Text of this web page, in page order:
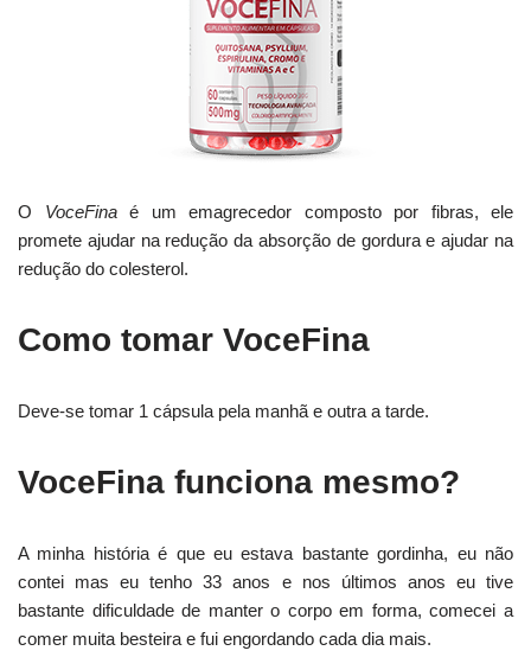
O VoceFinaé um emagrecedor composto por fibras, ele
promete ajudar na redução da absorção de gordura e ajudar na
redução do colesterol.
Como tomar VoceFina
Deve-se tomar 1 cápsula pela manhã e outra a tarde.
VoceFina funciona mesmo?
A minha história é que eu estava bastante gordinha, eu não
contei mas eu tenho 33 anos e nos últimos anos eu tive
bastante dificuldade de manter o corpo em forma, comecei a
comer muita besteira e fui engordando cada dia mais.